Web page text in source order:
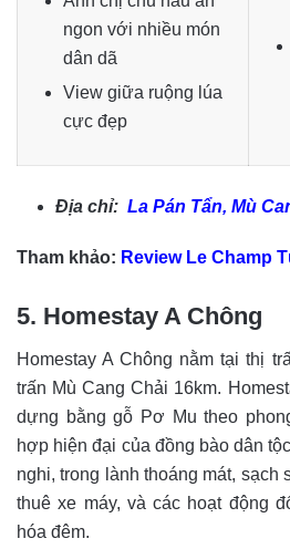
ngon với nhiều món
dân dã
View giữa ruộng lúa
cực đẹp
Địa chỉ: La Pán Tẩn, Mù
Tham khảo: Review Le Champ
5. Homestay A Chông
Homestay A Chông nằm tại thị
trấn Mù Cang Chải 16km.
dựng bằng gỗ Pơ Mu theo
hợp hiện đại của đồng bào dân
nghi, trong lành thoáng mát, sạch
thuê xe máy, và các hoạt động
hóa đêm.